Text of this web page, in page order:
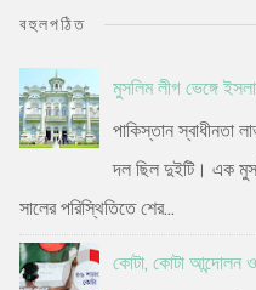
বহুলপঠিত
মুসলিম লীগ ভেঙ্গে
পাকিস্তান স্বাধীনতা
দল ছিল দুইটি। এক
সালের পরিস্থিতিতে শের...
কোটা, কোটা আন্দোলন